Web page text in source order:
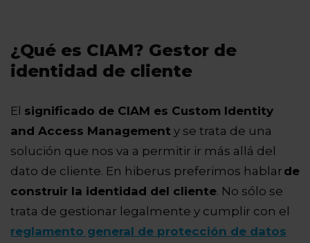
¿Qué es CIAM? Gestor de
identidad de cliente
El significado de CIAM es Custom Identity
and Access Management y se trata de una
solución que nos va a permitir ir más allá del
dato de cliente. En hiberus preferimos hablar de
construir la identidad del cliente. No sólo se
trata de gestionar legalmente y cumplir con el
reglamento general de protección de datos